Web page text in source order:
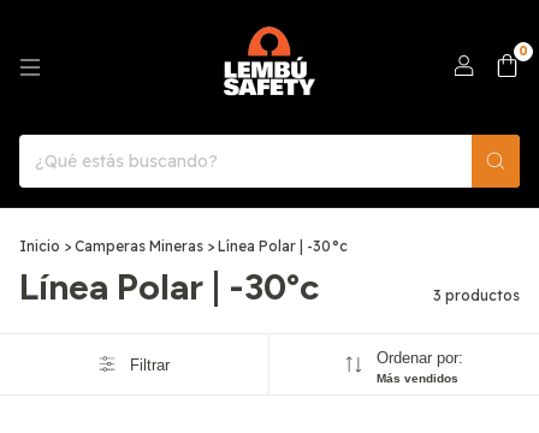
0
Inicio > Camperas Mineras > Línea Polar | -30°c
Línea Polar | -30°c 3 productos
Filtrar Ordenar por:
Más vendidos